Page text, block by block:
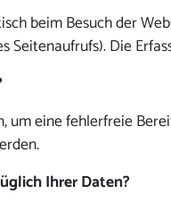
beim Besuch der
Seitenaufrufs). Die
um eine fehlerfreie
Ihrer Daten?